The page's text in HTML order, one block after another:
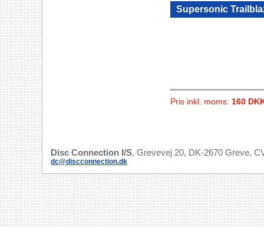
Supersonic
Pris inkl. moms: 160
Disc Connection I/S, Grevevej 20, DK-2670 Greve,
dc@discconnection.dk